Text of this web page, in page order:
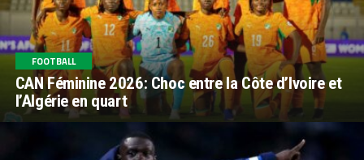
FOOTBALL
CAN Féminine 2026: Choc entre la Côte d’Ivoire et
l’Algérie en quart